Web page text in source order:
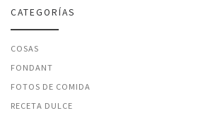
CATEGORÍAS
COSAS
FONDANT
FOTOS DE COMIDA
RECETA DULCE